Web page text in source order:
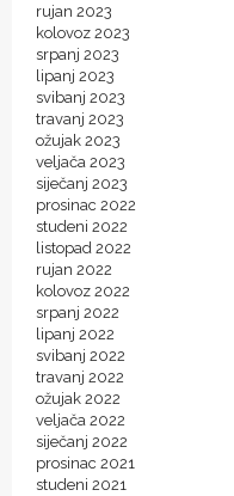
rujan 2023
kolovoz 2023
srpanj 2023
lipanj 2023
svibanj 2023
travanj 2023
ožujak 2023
veljača 2023
siječanj 2023
prosinac 2022
studeni 2022
listopad 2022
rujan 2022
kolovoz 2022
srpanj 2022
lipanj 2022
svibanj 2022
travanj 2022
ožujak 2022
veljača 2022
siječanj 2022
prosinac 2021
studeni 2021